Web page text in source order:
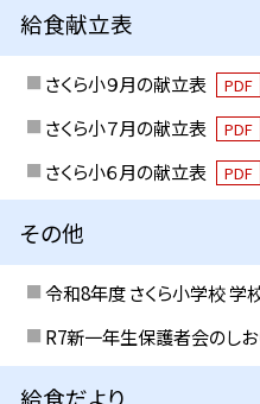
給食献立表
さくら小９月の献立表 PDF
さくら小７月の献立表
PDF
さくら小６月の献立表
PDF
その他
令和8年度 さくら小学校 学
R7新一年生保護者会のしお